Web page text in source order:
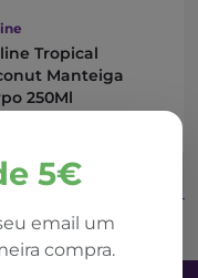
5€
email um
compra.
Tropical
Manteiga
250Ml
ao Carrinho